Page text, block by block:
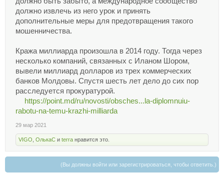
должно извлечь из него урок и принять
дополнительные меры для предотвращения такого
мошенничества.
Кража миллиарда произошла в 2014 году. Тогда через
несколько компаний, связанных с Иланом Шором,
вывели миллиард долларов из трех коммерческих
банков Молдовы. Спустя шесть лет дело до сих пор
расследуется прокуратурой.
https://point.md/ru/novosti/obsches...la-diplomnuiu-
rabotu-na-temu-krazhi-milliarda
29 мар 2021
VIGO ОлькаC и terra нравится это.
(Вы должны войти или зарегистрироваться, чтобы ответить.)